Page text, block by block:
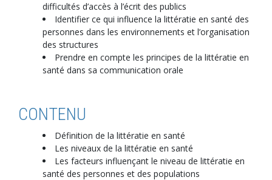
difficultés d’accès à l’écrit des publics
Identifier ce qui influence la littératie en santé des
personnes dans les environnements et l’organisation
des structures
Prendre en compte les principes de la littératie en
santé dans sa communication orale
CONTENU
Définition de la littératie en santé
Les niveaux de la littératie en santé
Les facteurs influençant le niveau de littératie en
santé des personnes et des populations